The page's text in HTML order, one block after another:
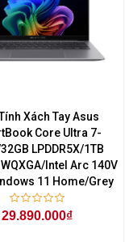
Xách Tay Asus
Core Ultra 7-
LPDDR5X/1TB
Intel Arc 140V
11 Home/Grey
29.890.000₫